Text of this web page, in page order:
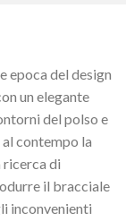
epoca del design
un elegante
del polso e
contempo la
ricerca di
il bracciale
inconvenienti